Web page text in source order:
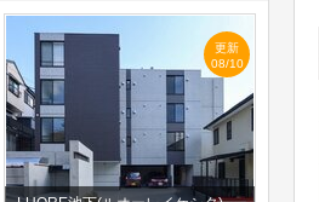
更新
08/10